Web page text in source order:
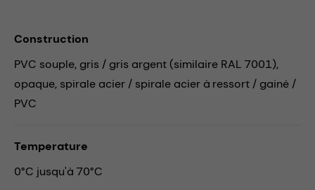
Construction
PVC souple, gris / gris argent (similaire RAL 7001),
opaque, spirale acier / spirale acier à ressort / gainé /
PVC
Temperature
0°C jusqu'à 70°C